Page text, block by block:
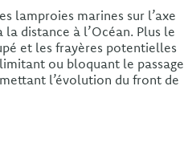
lamproies marines sur l’axe
distance à l’Océan. Plus le
et les frayères potentielles
ou bloquant le passage
l’évolution du front de